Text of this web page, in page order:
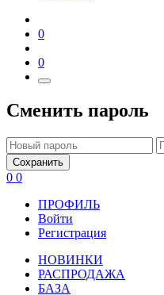
0
0
Сменить пароль
Сохранить
0 0
ПРОФИЛЬ
Войти
Регистрация
НОВИНКИ
РАСПРОДАЖА
БАЗА